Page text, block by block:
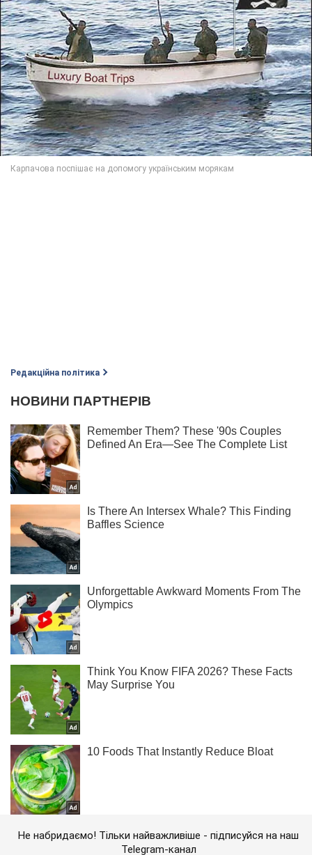
Редакційна політика
Не набридаємо! Тільки найважливіше - підписуйся на наш
Telegram-канал